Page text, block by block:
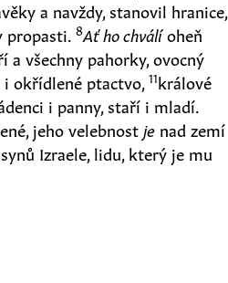
a navždy, stanovil hranice,
propasti.8Ať ho chválíoheň
a všechny pahorky, ovocný
i okřídlené ptactvo,11králové
i panny, staří i mladí.
jeho velebnost je nad zemí
Izraele, lidu, který je mu